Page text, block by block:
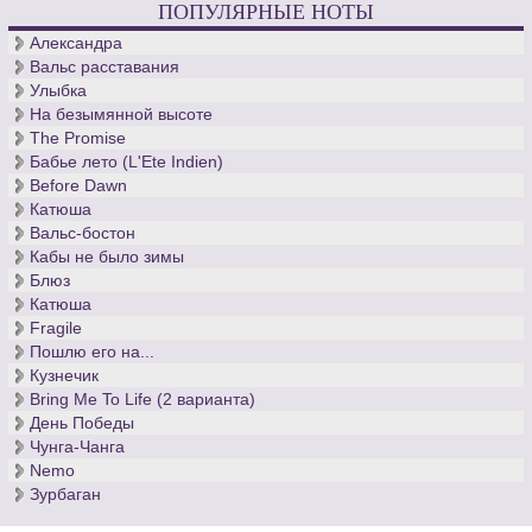
десятилетия кантор церкви св. Фомы, - вечен.
ПОПУЛЯРНЫЕ НОТЫ
Александра
Вальс расставания
Улыбка
На безымянной высоте
The Promise
Бабье лето (L'Ete Indien)
Before Dawn
Катюша
Вальс-бостон
Кабы не было зимы
Блюз
Катюша
Fragile
Пошлю его на...
Кузнечик
Bring Me To Life (2 варианта)
День Победы
Чунга-Чанга
Nemo
Зурбаган